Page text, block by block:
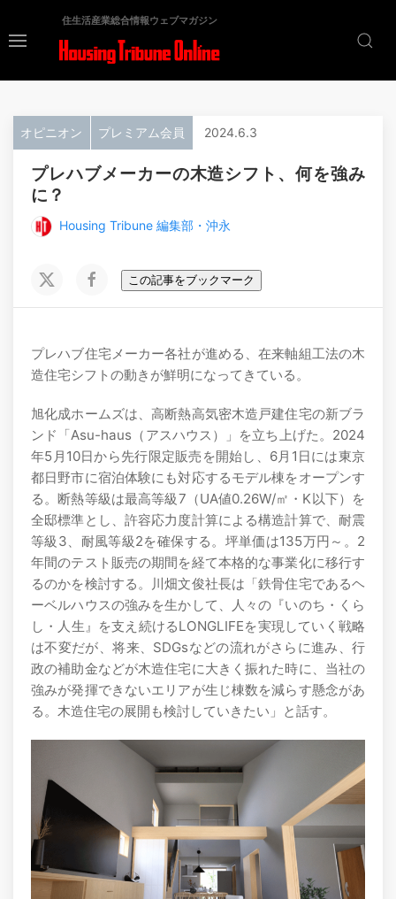
住生活産業総合情報ウェブマガジン
オピニオン プレミアム会員 2024.6.3
プレハブメーカーの木造シフト、何を強み
に？
Housing Tribune 編集部・沖永
この記事をブックマーク
プレハブ住宅メーカー各社が進める、在来軸組工法の木
造住宅シフトの動きが鮮明になってきている。
旭化成ホームズは、高断熱高気密木造戸建住宅の新ブラ
ンド「Asu-haus（アスハウス）」を立ち上げた。2024
年5月10日から先行限定販売を開始し、6月1日には東京
都日野市に宿泊体験にも対応するモデル棟をオープンす
る。断熱等級は最高等級7（UA値0.26W/㎡・K以下）を
全邸標準とし、許容応力度計算による構造計算で、耐震
等級3、耐風等級2を確保する。坪単価は135万円～。2
年間のテスト販売の期間を経て本格的な事業化に移行す
るのかを検討する。川畑文俊社長は「鉄骨住宅であるヘ
ーベルハウスの強みを生かして、人々の『いのち・くら
し・人生』を支え続けるLONGLIFEを実現していく戦略
は不変だが、将来、SDGsなどの流れがさらに進み、行
政の補助金などが木造住宅に大きく振れた時に、当社の
強みが発揮できないエリアが生じ棟数を減らす懸念があ
る。木造住宅の展開も検討していきたい」と話す。